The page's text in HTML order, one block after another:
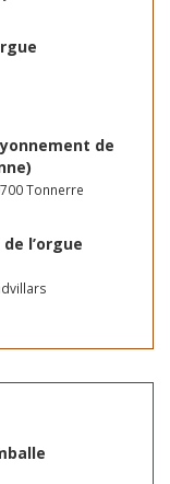
de
Tonnerre
l’orgue